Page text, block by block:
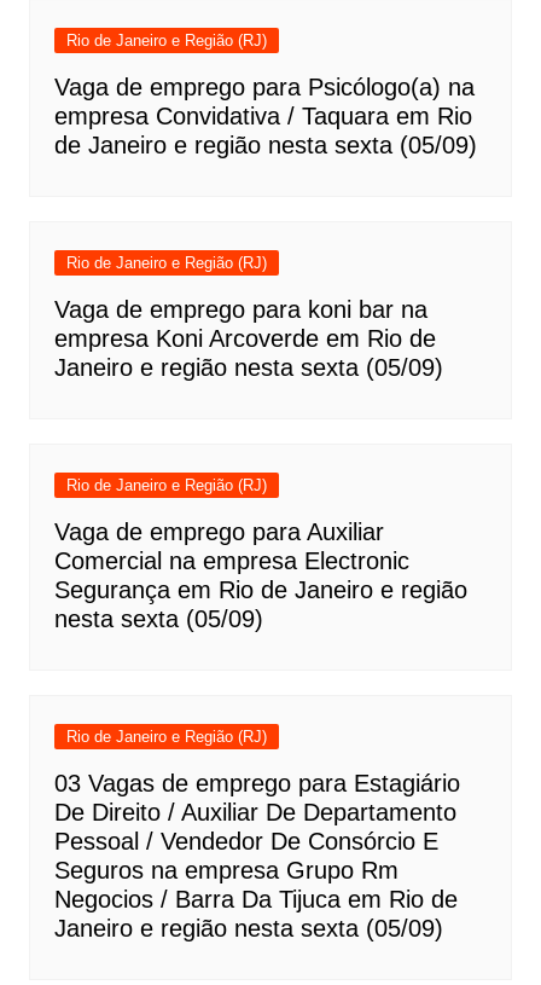
Rio de Janeiro e Região (RJ)
Vaga de emprego para Psicólogo(a) na
empresa Convidativa / Taquara em Rio
de Janeiro e região nesta sexta (05/09)
Rio de Janeiro e Região (RJ)
Vaga de emprego para koni bar na
empresa Koni Arcoverde em Rio de
Janeiro e região nesta sexta (05/09)
Rio de Janeiro e Região (RJ)
Vaga de emprego para Auxiliar
Comercial na empresa Electronic
Segurança em Rio de Janeiro e região
nesta sexta (05/09)
Rio de Janeiro e Região (RJ)
03 Vagas de emprego para Estagiário
De Direito / Auxiliar De Departamento
Pessoal / Vendedor De Consórcio E
Seguros na empresa Grupo Rm
Negocios / Barra Da Tijuca em Rio de
Janeiro e região nesta sexta (05/09)